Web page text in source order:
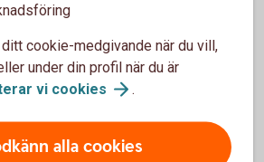
information
cookie-medgivande när du vill,
under din profil när du är
vi cookies .
alla cookies